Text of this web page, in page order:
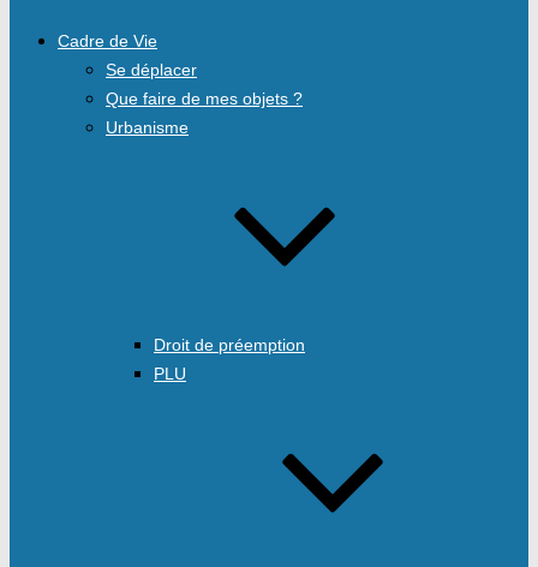
Cadre de Vie
Se déplacer
Que faire de mes objets ?
Urbanisme
Droit de préemption
PLU